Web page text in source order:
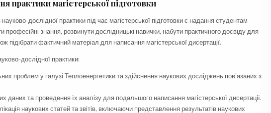
практики магістерської підготовки
дослідної практики під час магістерської підготовки є надання студентам
професійні знання, розвинути дослідницькі навички, набути практичного досвіду для
підібрати фактичний матеріал для написання магістерської дисертації.
дослідної практики:
проблем у галузі Теплоенергетики та здійснення наукових досліджень пов’язаних з
даних та проведення їх аналізу для подальшого написання магістерської дисертації.
наукових статей та звітів, включаючи представлення результатів наукових